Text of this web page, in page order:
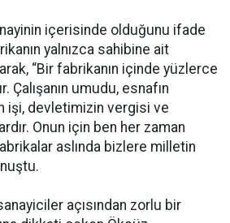
içerisinde olduğunu ifade
yalnızca sahibine ait
“Bir fabrikanın içinde yüzlerce
Çalışanın umudu, esnafın
işi, devletimizin vergisi ve
Onun için ben her zaman
aslında bizlere milletin
açısından zorlu bir